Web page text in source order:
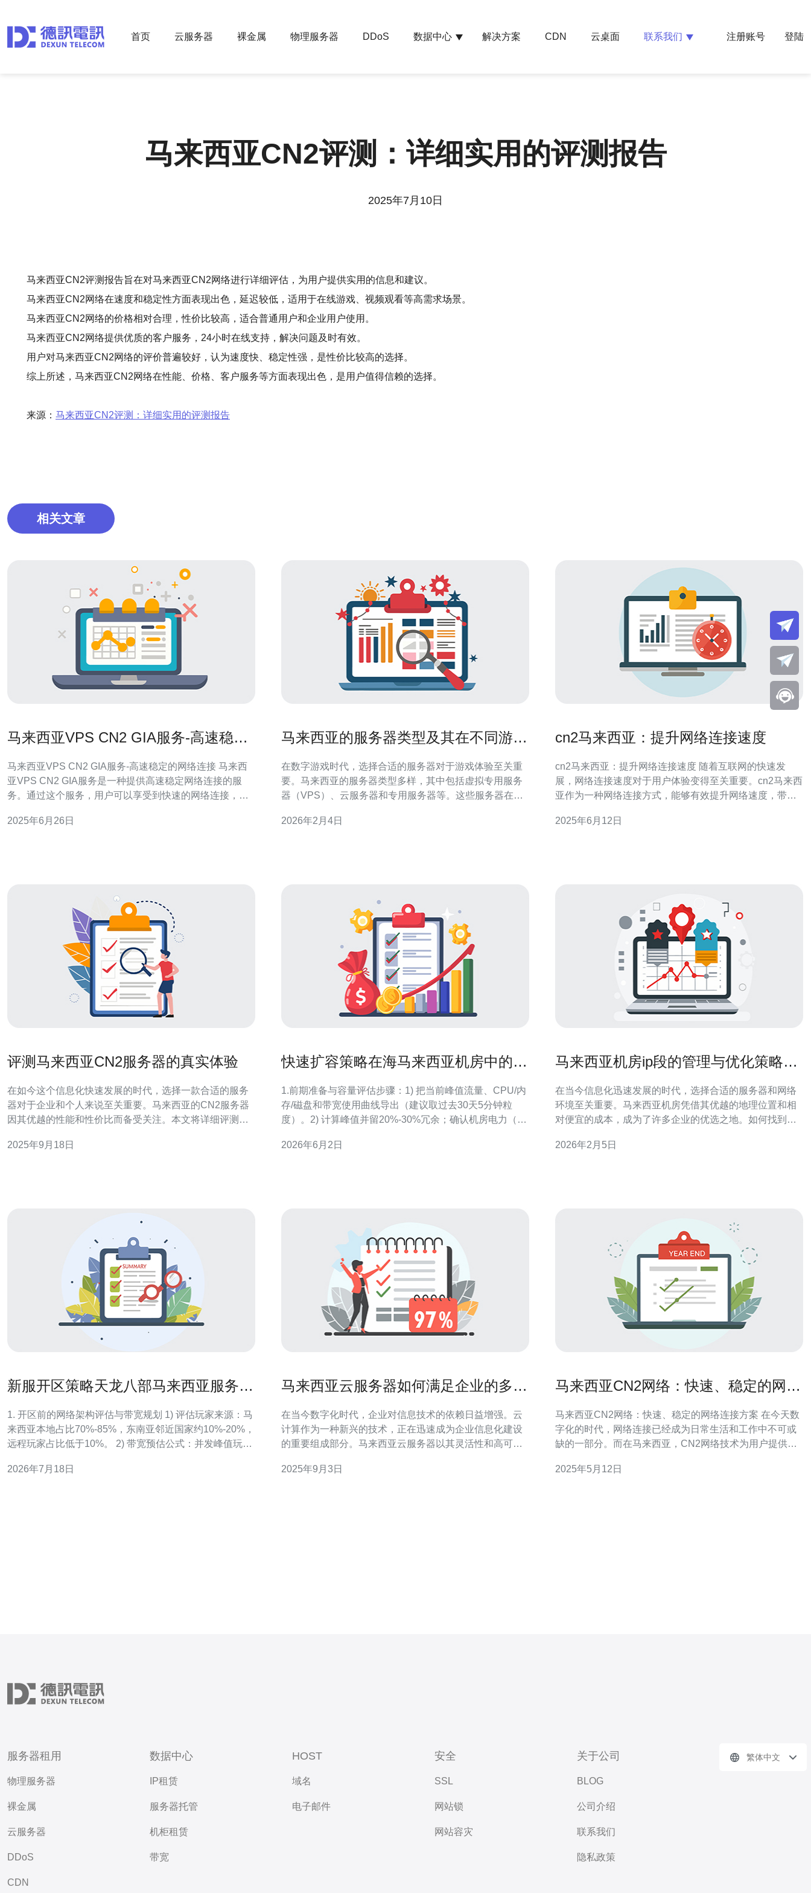
首页 云服务器 裸金属 物理服务器 DDoS 数据中心 解决方案 CDN 云桌面 联系我们 注册账号 登陆
马来西亚CN2评测：详细实用的评测报告
2025年7月10日
马来西亚CN2评测报告旨在对马来西亚CN2网络进行详细评估，为用户提供实用的信息和建议。
马来西亚CN2网络在速度和稳定性方面表现出色，延迟较低，适用于在线游戏、视频观看等高需求场景。
马来西亚CN2网络的价格相对合理，性价比较高，适合普通用户和企业用户使用。
马来西亚CN2网络提供优质的客户服务，24小时在线支持，解决问题及时有效。
用户对马来西亚CN2网络的评价普遍较好，认为速度快、稳定性强，是性价比较高的选择。
综上所述，马来西亚CN2网络在性能、价格、客户服务等方面表现出色，是用户值得信赖的选择。
来源： 马来西亚CN2评测：详细实用的评测报告
相关文章
马来西亚VPS CN2 GIA服务-高速稳定
马来西亚VPS CN2 GIA服务-高速稳定的网络连接 马来西
亚VPS CN2 GIA服务是一种提供高速稳定网络连接的服
务。通过这个服务，用户可以享受到快速的网络连接，无
的优势在于其稳定性和高速性。马来西亚VPS CN2 GIA服
2025年6月26日
马来西亚的服务器类型及其在不同游戏
在数字游戏时代，选择合适的服务器对于游戏体验至关重
要。马来西亚的服务器类型多样，其中包括虚拟专用服务
器（VPS）、云服务器和专用服务器等。这些服务器在不
整体体验。本文将详细探讨这些服务器类型的特点及其在
2026年2月4日
cn2马来西亚：提升网络连接速度
cn2马来西亚：提升网络连接速度 随着互联网的快速发
展，网络连接速度对于用户体验变得至关重要。cn2马来西
亚作为一种网络连接方式，能够有效提升网络速度，带来
区的网络连接方式，通过优化网络路径和提高带宽利用
2025年6月12日
评测马来西亚CN2服务器的真实体验
在如今这个信息化快速发展的时代，选择一款合适的服务
器对于企业和个人来说至关重要。马来西亚的CN2服务器
因其优越的性能和性价比而备受关注。本文将详细评测马
您需求的服务器方案。 什么是CN2服务器？ CN2服务器是
2025年9月18日
快速扩容策略在海马来西亚机房中的应
1.前期准备与容量评估步骤：1) 把当前峰值流量、CPU/内
存/磁盘和带宽使用曲线导出（建议取过去30天5分钟粒
度）。2) 计算峰值并留20%-30%冗余；确认机房电力（每
交叉连接和上游带宽合同（SLA）。输出应该是一张表：
2026年6月2日
马来西亚机房ip段的管理与优化策略解
在当今信息化迅速发展的时代，选择合适的服务器和网络
环境至关重要。马来西亚机房凭借其优越的地理位置和相
对便宜的成本，成为了许多企业的优选之地。如何找到最
时也能降低运营成本。本文将深入探讨马来西亚机房的IP
2026年2月5日
新服开区策略天龙八部马来西亚服务器
1. 开区前的网络架构评估与带宽规划 1) 评估玩家来源：马
来西亚本地占比70%-85%，东南亚邻近国家约10%-20%，
远程玩家占比低于10%。 2) 带宽预估公式：并发峰值玩家
例数据：预估并发5,000人，平均每玩家下行40KB/s，上
2026年7月18日
马来西亚云服务器如何满足企业的多样
在当今数字化时代，企业对信息技术的依赖日益增强。云
计算作为一种新兴的技术，正在迅速成为企业信息化建设
的重要组成部分。马来西亚云服务器以其灵活性和高可用
来西亚云服务器如何满足企业的多样化需求。 首先，马来
2025年9月3日
马来西亚CN2网络：快速、稳定的网络
马来西亚CN2网络：快速、稳定的网络连接方案 在今天数
字化的时代，网络连接已经成为日常生活和工作中不可或
缺的一部分。而在马来西亚，CN2网络技术为用户提供了
CN2网络是由中国电信提供的一种专用网络服务，其主要
2025年5月12日
服务器租用
物理服务器
裸金属
云服务器
DDoS
CDN
数据中心
IP租赁
服务器托管
机柜租赁
带宽
HOST
域名
电子邮件
安全
SSL
网站锁
网站容灾
关于公司
BLOG
公司介绍
联系我们
隐私政策
繁体中文